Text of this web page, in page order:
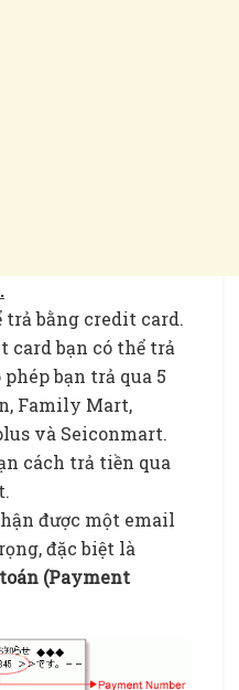
bằng credit card.
card bạn có thể trả
bạn trả qua 5
Family Mart,
và Seiconmart.
cách trả tiền qua
được một email
đặc biệt là
(Payment